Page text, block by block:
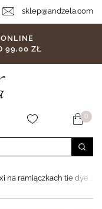
sklep@andzela.com
99,00 ZŁ
0
na ramiączkach tie dye z